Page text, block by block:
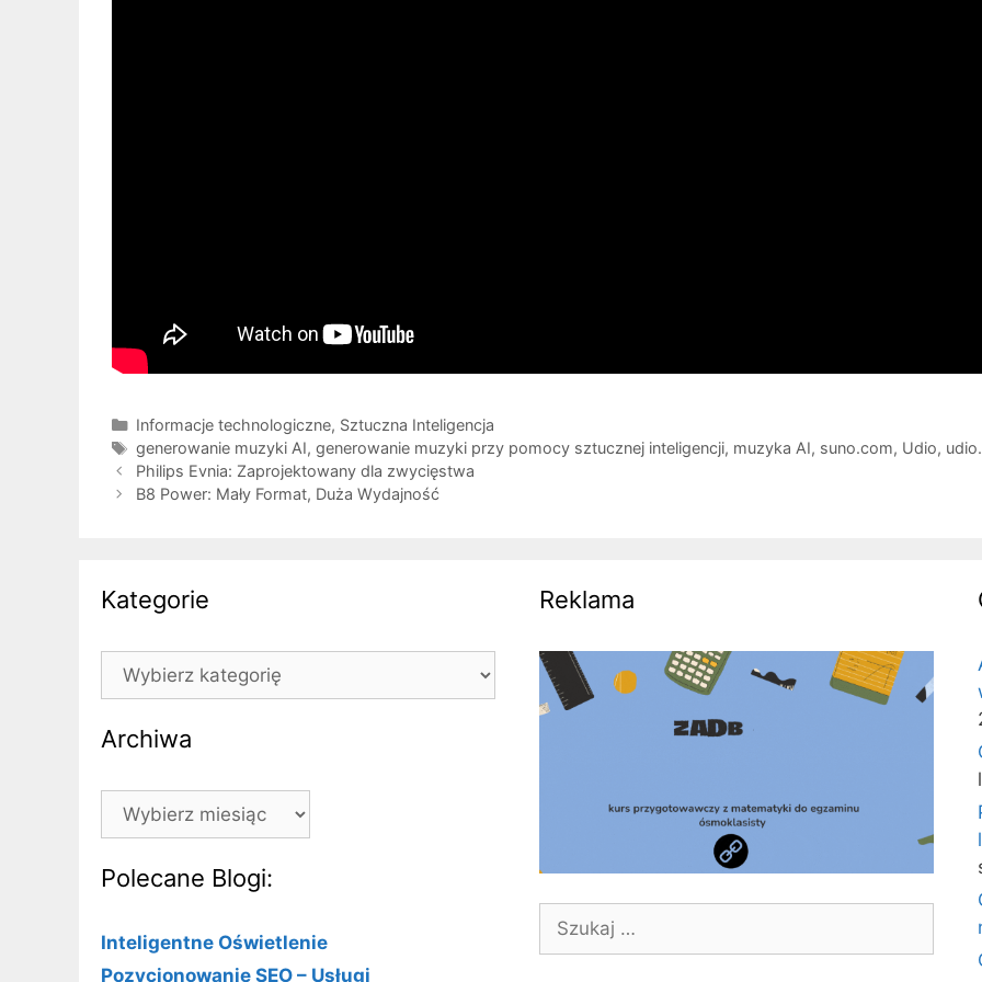
Kategorie
Informacje technologiczne, Sztuczna Inteligencja
Tagi
generowanie muzyki AI, generowanie muzyki przy pomocy sztucznej inteligencji, muzyka AI, suno.com, Udio,
Philips Evnia: Zaprojektowany dla zwycięstwa
B8 Power: Mały Format, Duża Wydajność
Kategorie
Kategorie
Archiwa
Archiwa
Polecane Blogi:
Inteligentne Oświetlenie
Pozycjonowanie SEO – Usługi
Reklama